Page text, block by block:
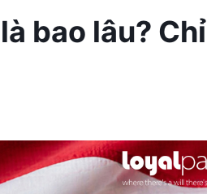
bao lâu? Chỉ